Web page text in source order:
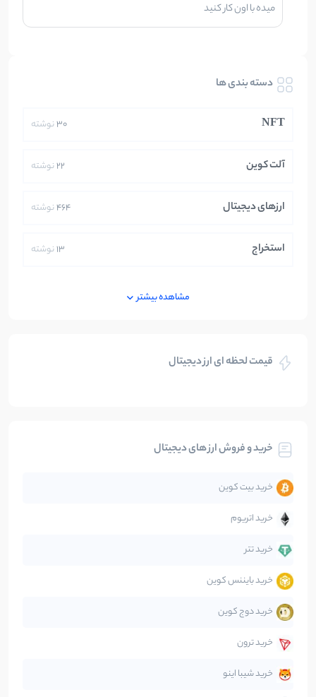
میده با اون کار کنید
دسته بندی ها
NFT
30نوشته
آلت کوین 22نوشته
ارزهای دیجیتال 464نوشته
استخراج 13نوشته
بلاکچین
تحلیل
جهان
دیفای
صرافی‌ها
قانون‌گذاری
متاورس
مشاهده بیشتر
قیمت لحظه ای ارز دیجیتال
خرید و فروش ارز های دیجیتال
خرید بیت کوین
خرید اتریوم
خرید تتر
خرید بایننس کوین
خرید دوج کوین
خرید ترون
خرید شیبا اینو